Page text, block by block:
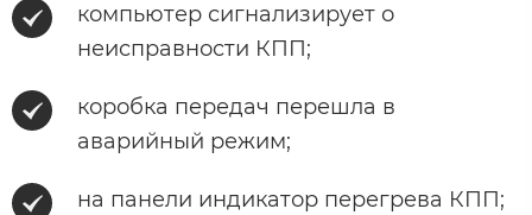
компьютер сигнализирует о
неисправности КПП;
коробка передач перешла в
аварийный режим;
на панели индикатор перегрева КПП;